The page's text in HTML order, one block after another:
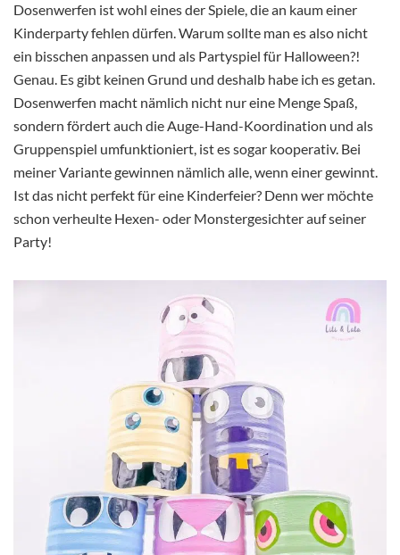
Dosenwerfen ist wohl eines der Spiele, die an kaum einer
Kinderparty fehlen dürfen. Warum sollte man es also nicht
ein bisschen anpassen und als Partyspiel für Halloween?!
Genau. Es gibt keinen Grund und deshalb habe ich es getan.
Dosenwerfen macht nämlich nicht nur eine Menge Spaß,
sondern fördert auch die Auge-Hand-Koordination und als
Gruppenspiel umfunktioniert, ist es sogar kooperativ. Bei
meiner Variante gewinnen nämlich alle, wenn einer gewinnt.
Ist das nicht perfekt für eine Kinderfeier? Denn wer möchte
schon verheulte Hexen- oder Monstergesichter auf seiner
Party!